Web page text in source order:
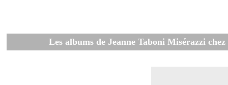
Les albums de Jeanne Taboni Misérazzi